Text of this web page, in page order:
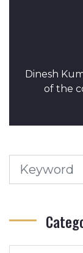
Dinesh
of the